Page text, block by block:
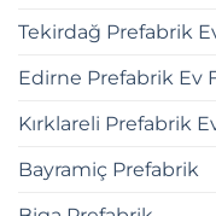
Tekirdağ Prefabrik
Edirne Prefabrik Ev
Kırklareli Prefabrik
Bayramiç Prefabrik